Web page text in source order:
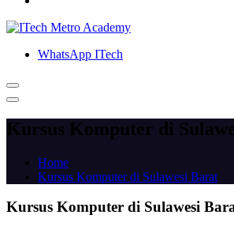
WhatsApp ITech
Kursus Komputer di
Home
Kursus Komputer di Sulawesi Barat
Kursus Komputer di Sulawesi